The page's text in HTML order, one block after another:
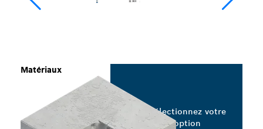
Matériaux
Sélectionnez votre
option